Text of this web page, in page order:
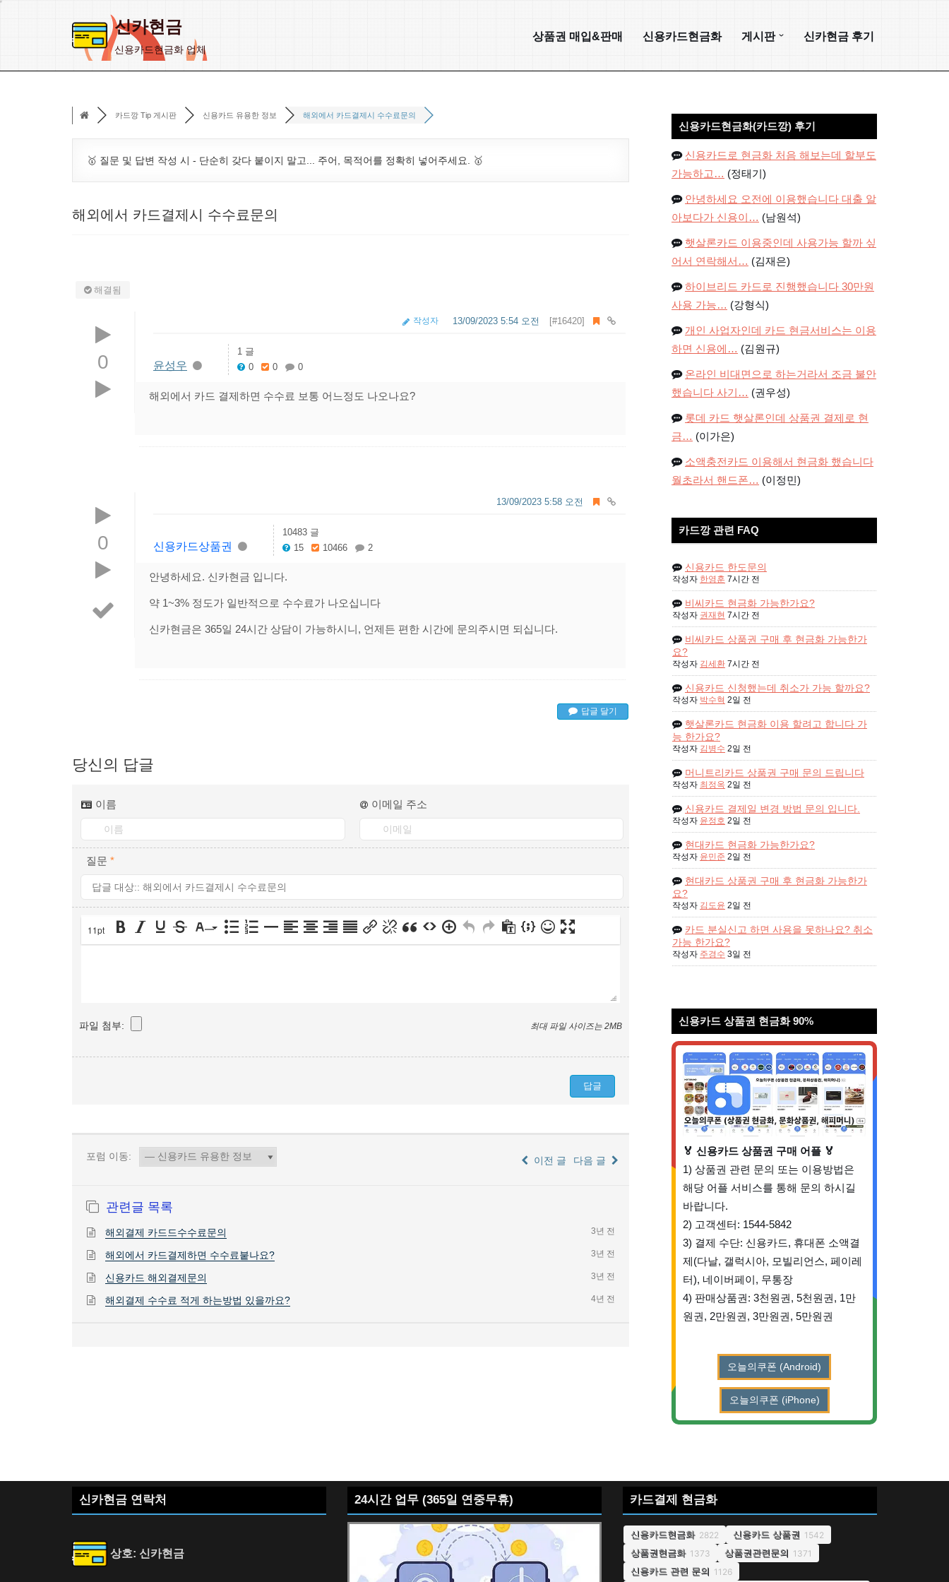
신카현금
신용카드현금화 업체
상품권 매입&판매 신용카드현금화 게시판 신카현금 후기
카드깡 Tip 게시판 신용카드 유용한 정보 해외에서 카드결제시 수수료문의
🥇 질문 및 답변 작성 시 - 단순히 갖다 붙이지 말고... 주어, 목적어를 정확히 넣어주세요. 🥇
해외에서 카드결제시 수수료문의
해결됨
0
[#16420]
13/09/2023 5:54 오전
작성자
윤성우
1 글
0
0 0
해외에서 카드 결제하면 수수료 보통 어느정도 나오나요?
0
13/09/2023 5:58 오전
신용카드상품권
10483 글
15
10466 2
안녕하세요. 신카현금 입니다.
약 1~3% 정도가 일반적으로 수수료가 나오십니다
신카현금은 365일 24시간 상담이 가능하시니, 언제든 편한 시간에 문의주시면 되십니다.
답글 달기
당신의 답글
이름 이메일 주소
질문 *
11pt
파일 첨부: 최대 파일 사이즈는 2MB
포럼 이동: 이전 글 다음 글
관련글 목록
해외결제 카드드수수료문의 3년 전
해외에서 카드결제하면 수수료붙나요? 3년 전
신용카드 해외결제문의 3년 전
해외결제 수수료 적게 하는방법 있을까요? 4년 전
신용카드현금화(카드깡) 후기
신용카드로 현금화 처음 해보는데 할부도
가능하고… (정태기)
안녕하세요 오전에 이용했습니다 대출 알
아보다가 신용이… (남원석)
햇살론카드 이용중인데 사용가능 할까 싶
어서 연락해서… (김재은)
하이브리드 카드로 진행했습니다 30만원
사용 가능… (강형식)
개인 사업자인데 카드 현금서비스는 이용
하면 신용에… (김원규)
온라인 비대면으로 하는거라서 조금 불안
했습니다 사기… (권우성)
롯데 카드 햇살론인데 상품권 결제로 현
금… (이가은)
소액충전카드 이용해서 현금화 했습니다
월초라서 핸드폰… (이정민)
카드깡 관련 FAQ
신용카드 한도문의
작성자 한영훈 7시간 전
비씨카드 현금화 가능한가요?
작성자 권재현 7시간 전
비씨카드 상품권 구매 후 현금화 가능한가
요?
작성자 김세환 7시간 전
신용카드 신청했는데 취소가 가능 할까요?
작성자 박수혁 2일 전
햇살론카드 현금화 이용 할려고 합니다 가
능 한가요?
작성자 김병수 2일 전
머니트리카드 상품권 구매 문의 드립니다
작성자 최정옥 2일 전
신용카드 결제일 변경 방법 문의 입니다.
작성자 윤정호 2일 전
현대카드 현금화 가능한가요?
작성자 윤민준 2일 전
현대카드 상품권 구매 후 현금화 가능한가
요?
작성자 김도윤 2일 전
카드 분실신고 하면 사용을 못하나요? 취소
가능 한가요?
작성자 주경수 3일 전
신용카드 상품권 현금화 90%
🏅 신용카드 상품권 구매 어플 🏅
1) 상품권 관련 문의 또는 이용방법은
해당 어플 서비스를 통해 문의 하시길
바랍니다.
2) 고객센터: 1544-5842
3) 결제 수단: 신용카드, 휴대폰 소액결
제(다날, 갤럭시아, 모빌리언스, 페이레
터), 네이버페이, 무통장
4) 판매상품권: 3천원권, 5천원권, 1만
원권, 2만원권, 3만원권, 5만원권
오늘의쿠폰 (Android)
오늘의쿠폰 (iPhone)
신카현금 연락처
상호: 신카현금
24시간 업무 (365일 연중무휴) 카드결제 현금화
신용카드현금화 2822 신용카드 상품권 1542
상품권현금화 1373 상품권관련문의 1371
신용카드 관련 문의 1126